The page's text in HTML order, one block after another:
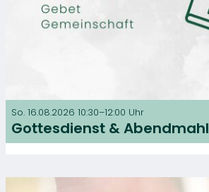
So. 16.08.2026 10:30–12:00 Uhr
Gottesdienst & Abendmahl